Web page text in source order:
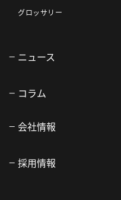
グロッサリー
ニュース
コラム
会社情報
採用情報